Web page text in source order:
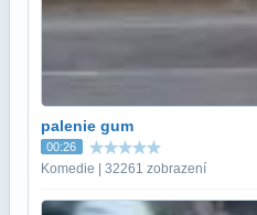
palenie gum
00:26
Komedie | 32261 zobrazení